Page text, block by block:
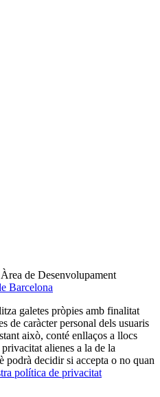
de Desenvolupament
Barcelona
galetes pròpies amb finalitat
de caràcter personal dels usuaris
això, conté enllaços a llocs
alienes a la de la
podrà decidir si accepta o no quan
política de privacitat